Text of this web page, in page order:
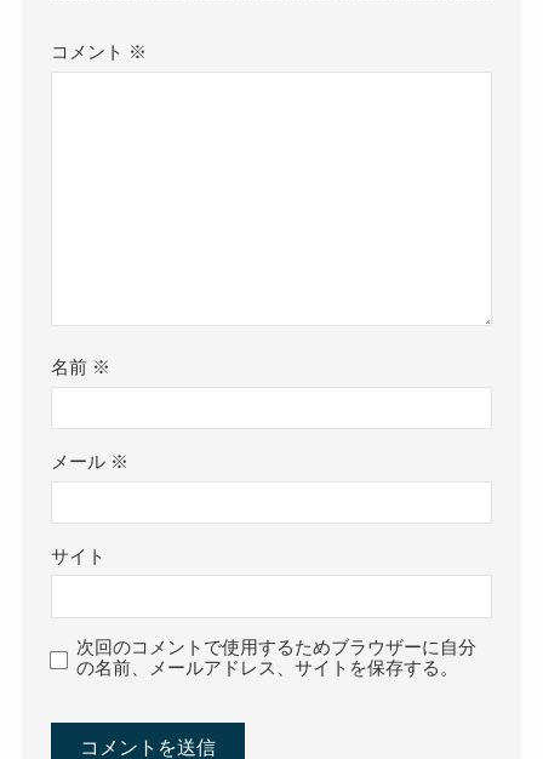
コメント ※
名前 ※
メール ※
サイト
次回のコメントで使用するためブラウザーに自分
の名前、メールアドレス、サイトを保存する。